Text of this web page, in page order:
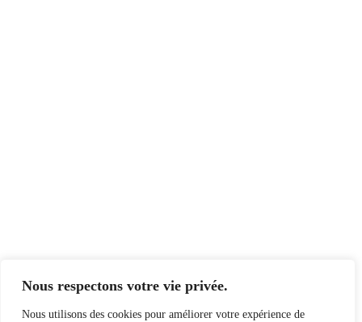
Nous respectons votre vie privée.
Nous utilisons des cookies pour améliorer votre expérience de